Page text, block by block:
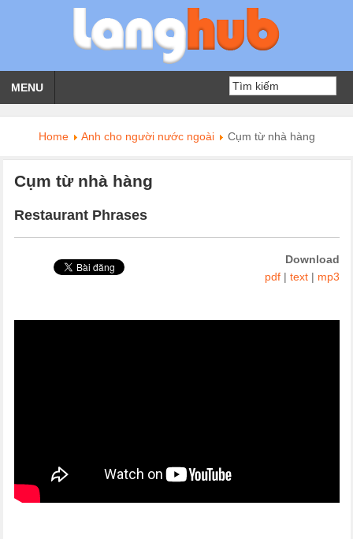
MENU
Home Anh cho người nước ngoài Cụm từ nhà hàng
Cụm từ nhà hàng
Restaurant Phrases
Download
pdf| text| mp3